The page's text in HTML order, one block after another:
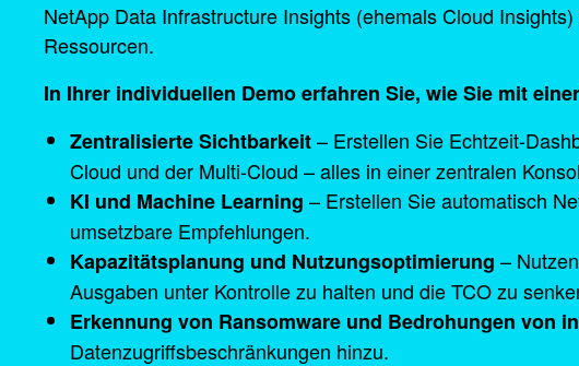
NetApp Data Infrastructure Insights (ehemals Cloud
Ressourcen.
In Ihrer individuellen Demo erfahren Sie, wie Sie mit
Zentralisierte Sichtbarkeit– Erstellen Sie Echtzeit-
Cloud und der Multi-Cloud – alles in einer zentralen
KI und Machine Learning – Erstellen Sie automatisch
umsetzbare Empfehlungen.
Kapazitätsplanung und Nutzungsoptimierung –
Ausgaben unter Kontrolle zu halten und die TCO zu
Erkennung von Ransomware und Bedrohungen von
Datenzugriffsbeschränkungen hinzu.